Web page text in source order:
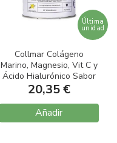
Última
unidad
Collmar Colágeno
Marino, Magnesio, Vit C y
Ácido Hialurónico Sabor
Vainilla 300gr
20,35 €
Añadir